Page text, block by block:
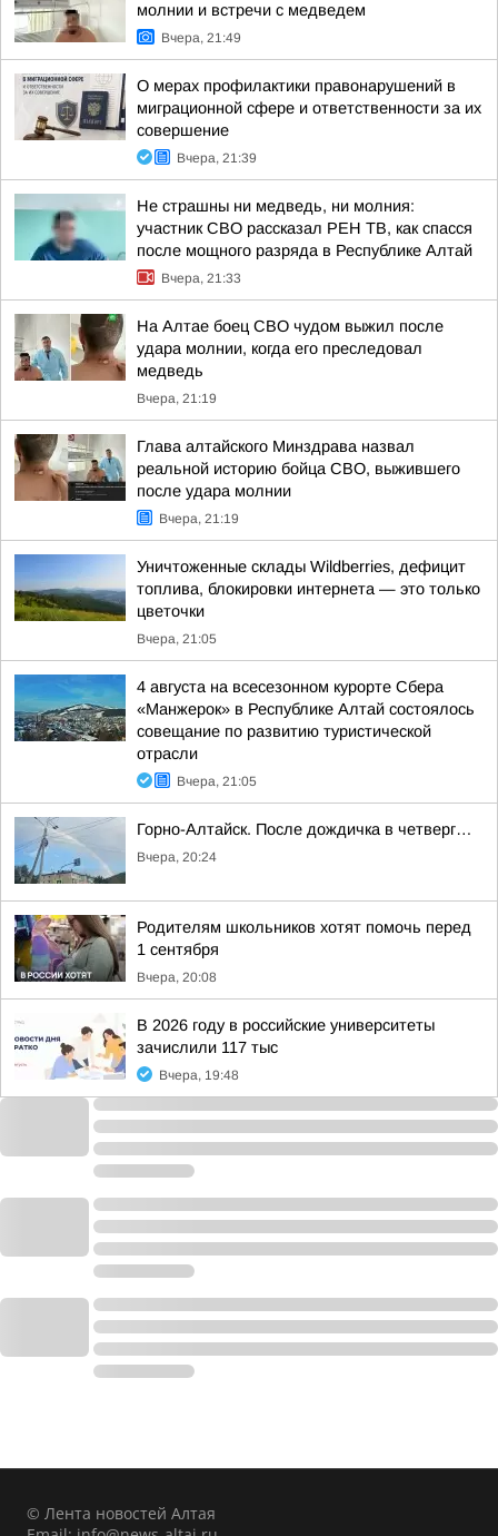
молнии и встречи с медведем
Вчера, 21:49
О мерах профилактики правонарушений в
миграционной сфере и ответственности за их
совершение
Вчера, 21:39
Не страшны ни медведь, ни молния:
участник СВО рассказал РЕН ТВ, как спасся
после мощного разряда в Республике Алтай
Вчера, 21:33
На Алтае боец СВО чудом выжил после
удара молнии, когда его преследовал
медведь
Вчера, 21:19
Глава алтайского Минздрава назвал
реальной историю бойца СВО, выжившего
после удара молнии
Вчера, 21:19
Уничтоженные склады Wildberries, дефицит
топлива, блокировки интернета — это только
цветочки
Вчера, 21:05
4 августа на всесезонном курорте Сбера
«Манжерок» в Республике Алтай состоялось
совещание по развитию туристической
отрасли
Вчера, 21:05
Горно-Алтайск. После дождичка в четверг…
Вчера, 20:24
Родителям школьников хотят помочь перед
1 сентября
Вчера, 20:08
В 2026 году в российские университеты
зачислили 117 тыс
Вчера, 19:48
© Лента новостей Алтая